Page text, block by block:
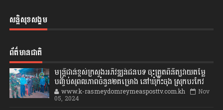
សន្តិសុខសង្គម
ព័ត៌មានជាតិ
មន្ត្រីជាន់ខ្ពស់ក្រសួងអភិវឌ្ឍន៍ជនបទ ចុះត្រួតពិនិត្យវាយតម្លៃ
បញ្ចប់សុពលភាពចំនួន២គម្រោង នៅឃុំកិះចុង ស្រុកបរកែវ
www.k-rasmeydomreymeasposttv.com.kh Nov
05, 2024